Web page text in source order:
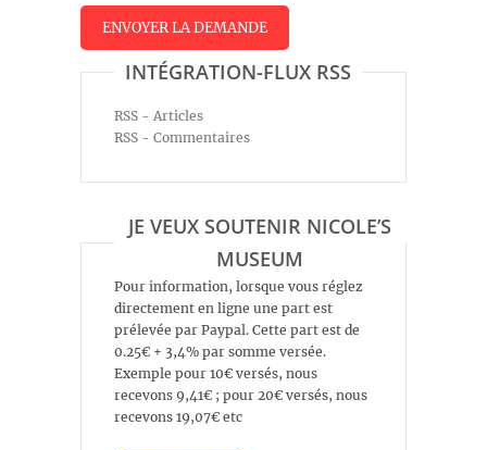
INTÉGRATION-FLUX RSS
RSS - Articles
RSS - Commentaires
JE VEUX SOUTENIR NICOLE’S
MUSEUM
Pour information, lorsque vous réglez
directement en ligne une part est
prélevée par Paypal. Cette part est de
0.25€ + 3,4% par somme versée.
Exemple pour 10€ versés, nous
recevons 9,41€ ; pour 20€ versés, nous
recevons 19,07€ etc